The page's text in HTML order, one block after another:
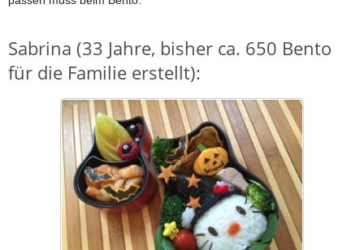
Sabrina (33 Jahre, bisher ca. 650 Bento
für die Familie erstellt):